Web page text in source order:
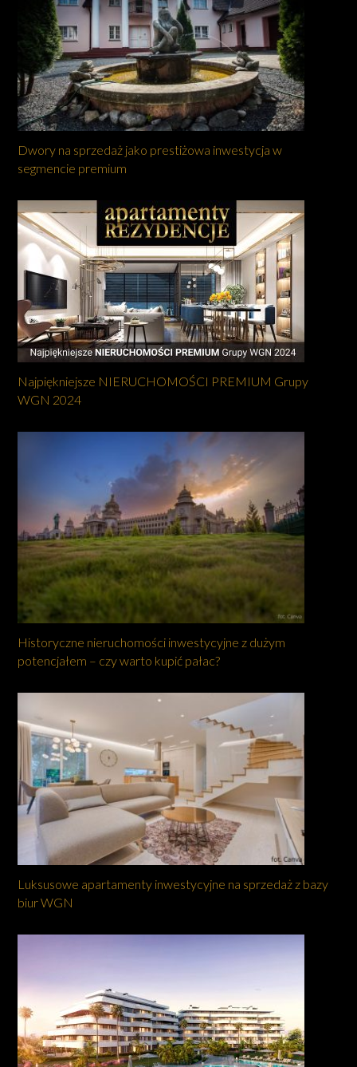
Dwory na sprzedaż jako prestiżowa inwestycja w
segmencie premium
Najpiękniejsze NIERUCHOMOŚCI PREMIUM Grupy
WGN 2024
Historyczne nieruchomości inwestycyjne z dużym
potencjałem – czy warto kupić pałac?
Luksusowe apartamenty inwestycyjne na sprzedaż z bazy
biur WGN